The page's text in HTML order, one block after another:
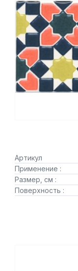
Артикул
Применение :
Размер, см :
Поверхность :